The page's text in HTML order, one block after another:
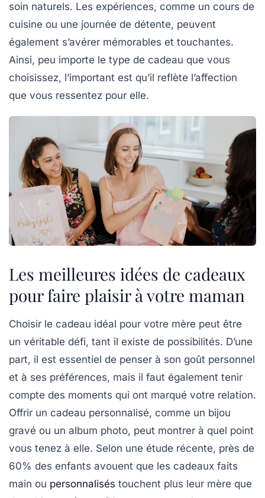
soin naturels. Les expériences, comme un cours de
cuisine ou une journée de détente, peuvent
également s’avérer mémorables et touchantes.
Ainsi, peu importe le type de cadeau que vous
choisissez, l’important est qu’il reflète l’affection
que vous ressentez pour elle.
Les meilleures idées de cadeaux
pour faire plaisir à votre maman
Choisir le cadeau idéal pour votre mère peut être
un véritable défi, tant il existe de possibilités. D’une
part, il est essentiel de penser à son goût personnel
et à ses préférences, mais il faut également tenir
compte des moments qui ont marqué votre relation.
Offrir un cadeau personnalisé, comme un bijou
gravé ou un album photo, peut montrer à quel point
vous tenez à elle. Selon une étude récente, près de
60% des enfants avouent que les cadeaux faits
main ou personnalisés touchent plus leur mère que